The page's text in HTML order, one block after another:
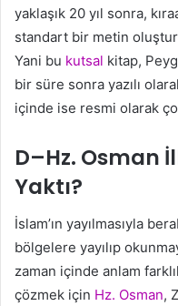
yaklaşık 20 yıl sonra,
standart bir metin
Yani bu kutsal kitap,
bir süre sonra yazılı
içinde ise resmi olarak
D–Hz. Osman
Yaktı?
İslam’ın yayılmasıyla
bölgelere yayılıp
zaman içinde anlam
çözmek için Hz. Osman,